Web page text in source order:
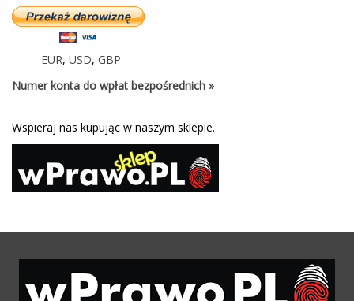
EUR, USD, GBP
Numer konta do wpłat bezpośrednich »
Wspieraj nas kupując w naszym sklepie.